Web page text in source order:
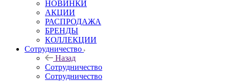
НОВИНКИ
АКЦИИ
РАСПРОДАЖА
БРЕНДЫ
КОЛЛЕКЦИИ
Сотрудничество
Назад
Сотрудничество
Сотрудничество